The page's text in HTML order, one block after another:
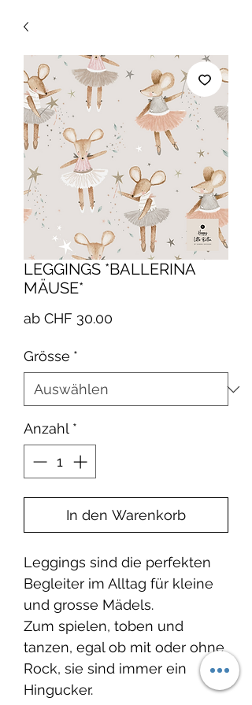
LEGGINGS *BALLERINA
MÄUSE*
ab CHF 30.00
Grösse *
Anzahl *
In den Warenkorb
Leggings sind die perfekten
Begleiter im Alltag für kleine
und grosse Mädels.
Zum spielen, toben und
tanzen, egal ob mit oder ohne
Rock, sie sind immer ein
Hingucker.